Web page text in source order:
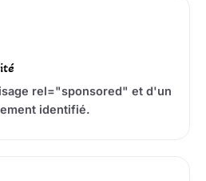
rel="sponsored" et d'un
identifié.